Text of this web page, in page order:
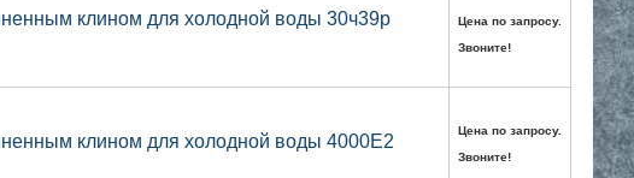
клином для холодной воды 30ч39р
Цена по запросу.
Звоните!
клином для холодной воды 4000E2
Цена по запросу.
Звоните!